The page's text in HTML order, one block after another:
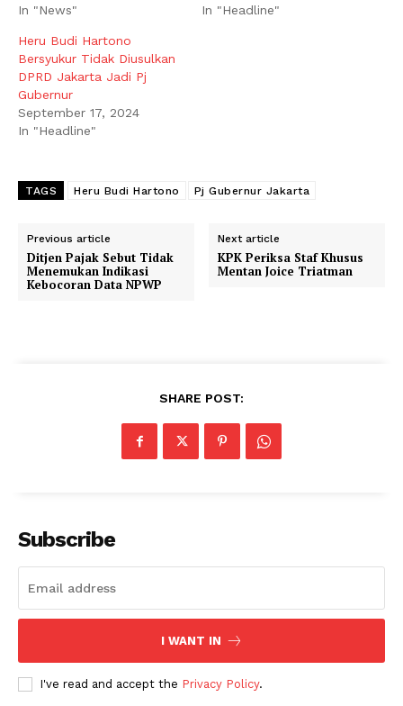
In "News"
In "Headline"
Heru Budi Hartono
Bersyukur Tidak Diusulkan
DPRD Jakarta Jadi Pj
Gubernur
September 17, 2024
In "Headline"
TAGS Heru Budi Hartono Pj Gubernur Jakarta
Previous article
Ditjen Pajak Sebut Tidak
Menemukan Indikasi
Kebocoran Data NPWP
Next article
KPK Periksa Staf Khusus
Mentan Joice Triatman
SHARE POST:
Subscribe
I WANT IN
I've read and accept the Privacy Policy.